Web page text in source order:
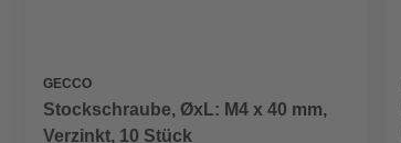
GECCO
Stockschraube, ØxL: M4 x 40 mm,
Verzinkt, 10 Stück